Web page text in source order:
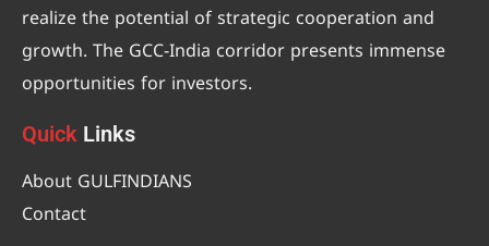
realize the potential of strategic cooperation and
growth. The GCC-India corridor presents immense
opportunities for investors.
Quick Links
About GULFINDIANS
Contact